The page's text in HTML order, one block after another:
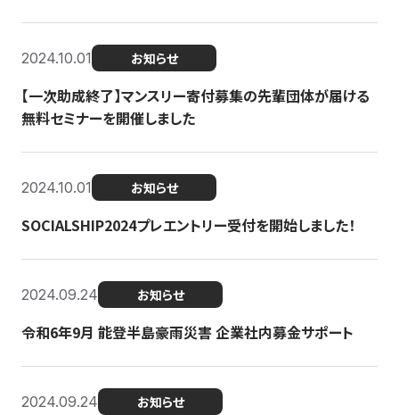
2024.10.01 お知らせ
【一次助成終了】マンスリー寄付募集の先輩団体が届ける
無料セミナーを開催しました
2024.10.01 お知らせ
SOCIALSHIP2024プレエントリー受付を開始しました！
2024.09.24 お知らせ
令和6年9月 能登半島豪雨災害 企業社内募金サポート
2024.09.24 お知らせ